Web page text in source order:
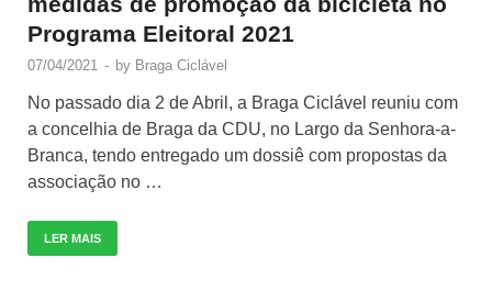
Programa Eleitoral 2021
07/04/2021 - by Braga Ciclável
No passado dia 2 de Abril, a Braga Ciclável reuniu com
a concelhia de Braga da CDU, no Largo da Senhora-a-
Branca, tendo entregado um dossiê com propostas da
associação no …
LER MAIS